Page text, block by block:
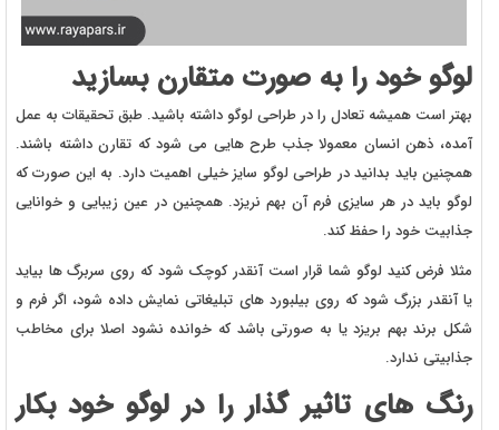
لوگو خود را به صورت متقارن بسازید
بهتر است همیشه تعادل را در طراحی لوگو داشته باشید. طبق تحقیقات به عمل
آمده، ذهن انسان معمولا جذب طرح هایی می شود که تقارن داشته باشند.
همچنین باید بدانید در طراحی لوگو سایز خیلی اهمیت دارد. به این صورت که
لوگو باید در هر سایزی فرم آن بهم نریزد. همچنین در عین زیبایی و خوانایی
جذابیت خود را حفظ کند.
مثلا فرض کنید لوگو شما قرار است آنقدر کوچک شود که روی سربرگ ها بیاید
یا آنقدر بزرگ شود که روی بیلبورد های تبلیغاتی نمایش داده شود، اگر فرم و
شکل برند بهم بریزد یا به صورتی باشد که خوانده نشود اصلا برای مخاطب
جذابیتی ندارد.
رنگ های تاثیر گذار را در لوگو خود بکار